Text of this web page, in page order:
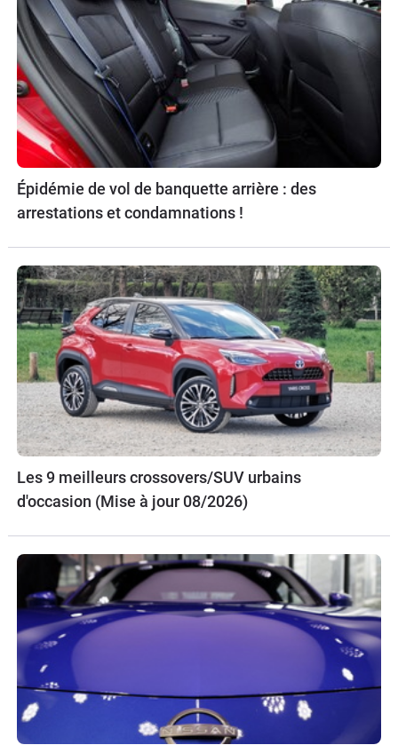
Épidémie de vol de banquette arrière : des
arrestations et condamnations !
Les 9 meilleurs crossovers/SUV urbains
d'occasion (Mise à jour 08/2026)